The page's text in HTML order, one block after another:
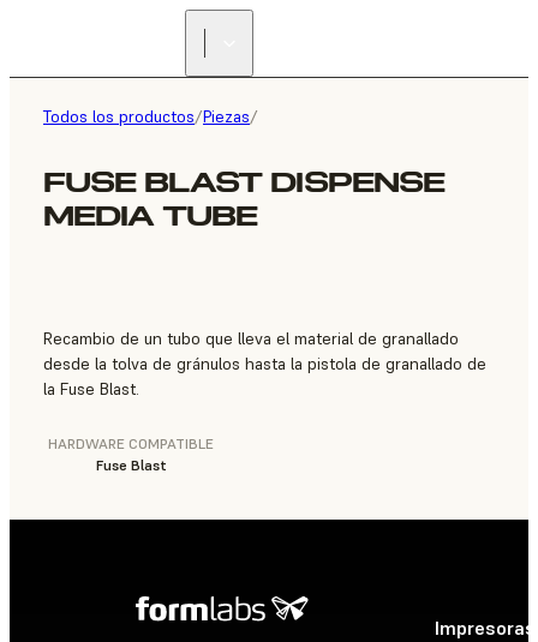
Todos los productos/Piezas/
FUSE BLAST DISPENSE
MEDIA TUBE
Recambio de un tubo que lleva el material de granallado
desde la tolva de gránulos hasta la pistola de granallado de
la Fuse Blast.
HARDWARE COMPATIBLE
Fuse Blast
Impresoras